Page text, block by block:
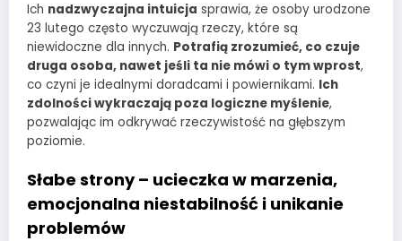
Ich nadzwyczajna intuicja sprawia, że osoby urodzone
23 lutego często wyczuwają rzeczy, które są
niewidoczne dla innych. Potrafią zrozumieć, co czuje
druga osoba, nawet jeśli ta nie mówi o tym wprost,
co czyni je idealnymi doradcami i powiernikami. Ich
zdolności wykraczają poza logiczne myślenie,
pozwalając im odkrywać rzeczywistość na głębszym
poziomie.
Słabe strony – ucieczka w marzenia,
emocjonalna niestabilność i unikanie
problemów